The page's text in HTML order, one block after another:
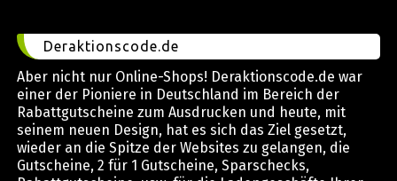
Deraktionscode.de
Aber nicht nur Online-Shops! Deraktionscode.de war
einer der Pioniere in Deutschland im Bereich der
Rabattgutscheine zum Ausdrucken und heute, mit
seinem neuen Design, hat es sich das Ziel gesetzt,
wieder an die Spitze der Websites zu gelangen, die
Gutscheine, 2 für 1 Gutscheine, Sparschecks,